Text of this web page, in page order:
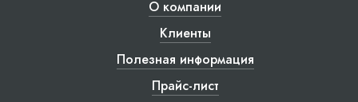
О компании
Клиенты
Полезная информация
Прайс-лист